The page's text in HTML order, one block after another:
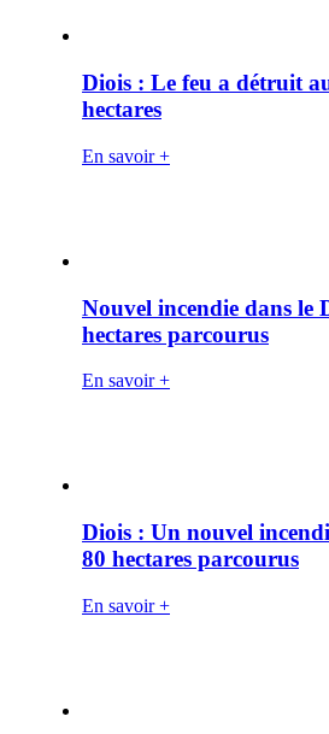
Diois : Le feu a détruit
hectares
En savoir +
Nouvel incendie dans le
hectares parcourus
En savoir +
Diois : Un nouvel
80 hectares parcourus
En savoir +